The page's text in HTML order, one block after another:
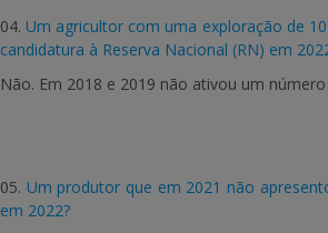
04. Um agricultor com uma exploração de
candidatura à Reserva Nacional (RN) em
Não. Em 2018 e 2019 não ativou um
05. Um produtor que em 2021 não
em 2022?